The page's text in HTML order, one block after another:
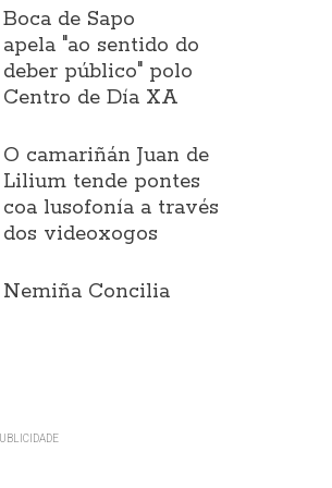
Boca de Sapo
apela "ao sentido do
deber público" polo
Centro de Día XA
O camariñán Juan de
Lilium tende pontes
coa lusofonía a través
dos videoxogos
Nemiña Concilia